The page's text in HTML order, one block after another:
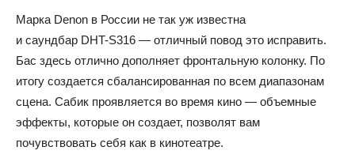
Марка Denon в России не так уж известна
и саундбар DHT-S316 — отличный повод это исправить.
Бас здесь отлично дополняет фронтальную колонку. По
итогу создается сбалансированная по всем диапазонам
сцена. Сабик проявляется во время кино — объемные
эффекты, которые он создает, позволят вам
почувствовать себя как в кинотеатре.